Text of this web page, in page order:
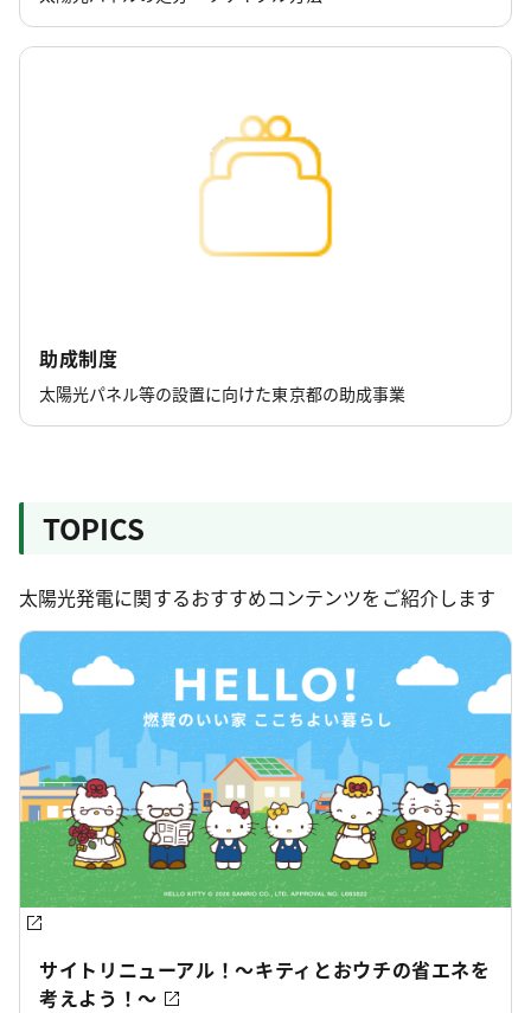
助成制度
太陽光パネル等の設置に向けた東京都の助成事業
TOPICS
太陽光発電に関するおすすめコンテンツをご紹介します
サイトリニューアル！～キティとおウチの省エネを
考えよう！～